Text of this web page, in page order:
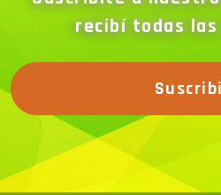
recibí todas las